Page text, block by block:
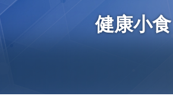
健康小食